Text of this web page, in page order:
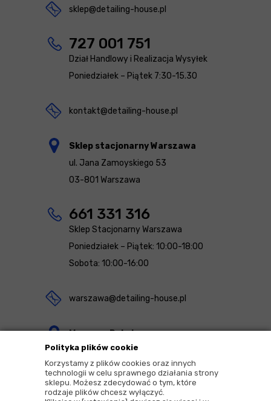
Polityka plików cookie
Korzystamy z plików cookies oraz innych
technologii w celu sprawnego działania strony
sklepu. Możesz zdecydować o tym, które
rodzaje plików chcesz wyłączyć.
sklep@detailing-house.pl
727 001 751
Dział Handlowy i Realizacja Wysyłek
Poniedziałek – Piątek 7:30-15.30
kontakt@detailing-house.pl
Sklep stacjonarny Warszawa
ul. Jana Zamoyskiego 53
03-801 Warszawa
661 331 316
Sklep Stacjonarny Warszawa
Poniedziałek – Piątek: 10:00-18:00
Sobota: 10:00-16:00
warszawa@detailing-house.pl
Magazyn Rekcin
Nomos Sp. z o.o. sp.k.
ul. Agrestowa 1
83-010 Rekcin